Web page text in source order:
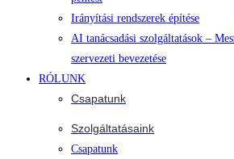
Irányítási rendszerek építése
AI tanácsadási szolgáltatások –
szervezeti bevezetése
RÓLUNK
Csapatunk
Szolgáltatásaink
Csapatunk